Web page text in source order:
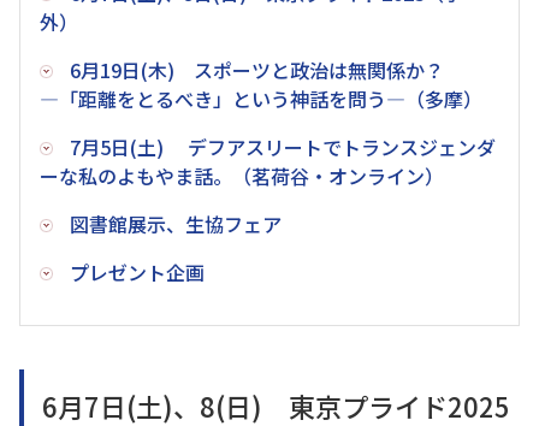
外）
6月19日(木) スポーツと政治は無関係か？
―「距離をとるべき」という神話を問う―（多摩）
7月5日(土) デフアスリートでトランスジェンダ
ーな私のよもやま話。（茗荷谷・オンライン）
図書館展示、生協フェア
プレゼント企画
6月7日(土)、8(日) 東京プライド2025